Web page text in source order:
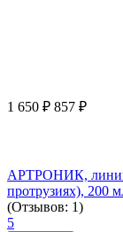
1 650 ₽ 857 ₽
АРТРОНИК,
протрузиях), 200
(Отзывов: 1)
5